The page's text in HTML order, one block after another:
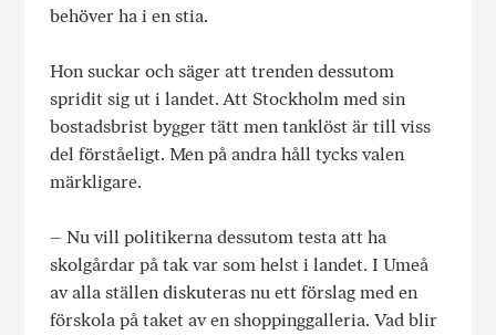
behöver ha i en stia.
Hon suckar och säger att trenden dessutom
spridit sig ut i landet. Att Stockholm med sin
bostadsbrist bygger tätt men tanklöst är till viss
del förståeligt. Men på andra håll tycks valen
märkligare.
– Nu vill politikerna dessutom testa att ha
skolgårdar på tak var som helst i landet. I Umeå
av alla ställen diskuteras nu ett förslag med en
förskola på taket av en shoppinggalleria. Vad blir